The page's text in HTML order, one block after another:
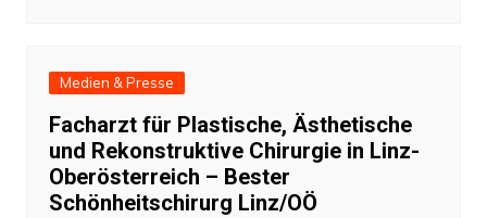
Medien & Presse
Facharzt für Plastische, Ästhetische
und Rekonstruktive Chirurgie in Linz-
Oberösterreich – Bester
Schönheitschirurg Linz/OÖ